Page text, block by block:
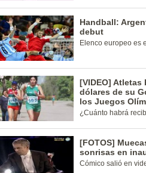
Handball:
debut
Elenco europeo es
[VIDEO]
dólares de su
los Juegos
¿Cuánto habrá
[FOTOS]
sonrisas en
Cómico salió en